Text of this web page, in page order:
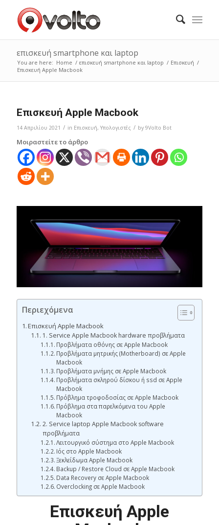
επισκευή smartphone και laptop
You are here: Home / επισκευή smartphone και laptop / Επισκευή /
Επισκευή Apple Macbook
Επισκευή Apple Macbook
14 Απριλίου 2021 / in Επισκευή, Υπολογιστές / by 9Volto Bot
Μοιραστείτε το άρθρο
Περιεχόμενα
Επισκευή Apple Macbook
1. Service Apple Macbook hardware προβλήματα
Προβλήματα οθόνης σε Apple Macbook
Προβλήματα μητρικής (Motherboard) σε Apple
Macbook
Προβλήματα μνήμης σε Apple Macbook
Προβλήματα σκληρού δίσκου ή ssd σε Apple
Macbook
Πρόβλημα τροφοδοσίας σε Apple Macbook
Πρόβλημα στα παρελκόμενα του Apple
Macbook
2. Service laptop Apple Macbook software
προβλήματα
Λειτουργικό σύστημα στο Apple Macbook
Ιός στο Apple Macbook
Ξεκλείδωμα Apple Macbook
Backup / Restore Cloud σε Apple Macbook
Data Recovery σε Apple Macbook
Overclocking σε Apple Macbook
Επισκευή Apple